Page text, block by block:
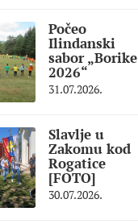
Počeo
Ilindanski
sabor „Borike
2026“
31.07.2026.
Slavlje u
Zakomu kod
Rogatice
[FOTO]
30.07.2026.